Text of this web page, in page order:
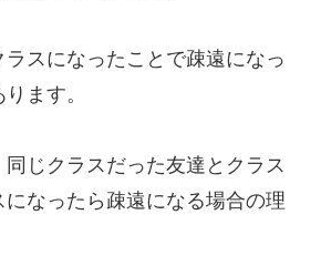
スになったことで疎遠になっ
ます。
じクラスだった友達とクラス
なったら疎遠になる場合の理